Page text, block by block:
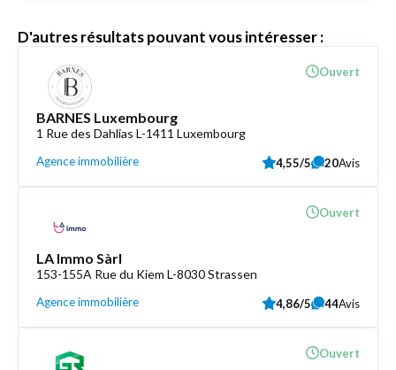
D'autres résultats pouvant vous intéresser :
BARNES Luxembourg
1 Rue des Dahlias L-1411 Luxembourg
Agence immobilière
Ouvert
4,55/5 20Avis
LA Immo Sàrl
153-155A Rue du Kiem L-8030 Strassen
Agence immobilière
Ouvert
4,86/5 44Avis
Ouvert